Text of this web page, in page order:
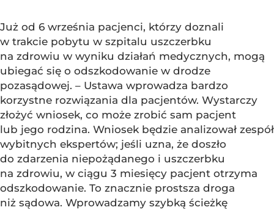
Już od 6 września pacjenci, którzy doznali
w trakcie pobytu w szpitalu uszczerbku
na zdrowiu w wyniku działań medycznych, mogą
ubiegać się o odszkodowanie w drodze
pozasądowej. – Ustawa wprowadza bardzo
korzystne rozwiązania dla pacjentów. Wystarczy
złożyć wniosek, co może zrobić sam pacjent
lub jego rodzina. Wniosek będzie analizował zespół
wybitnych ekspertów; jeśli uzna, że doszło
do zdarzenia niepożądanego i uszczerbku
na zdrowiu, w ciągu 3 miesięcy pacjent otrzyma
odszkodowanie. To znacznie prostsza droga
niż sądowa. Wprowadzamy szybką ścieżkę